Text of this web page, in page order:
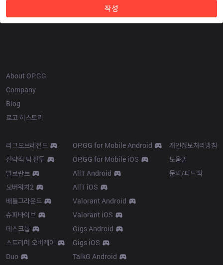
작성
About OP.GG
Company
Blog
로고 히스토리
리그오브레전드
전략적 팀 전투
발로란트
오버워치2
배틀그라운드
슈퍼바이브
데스크톱
스트리머 오버레이
Duo
OP.GG for Mobile Android
OP.GG for Mobile iOS
AllT Android
AllT iOS
Valorant Android
Valorant iOS
Gigs Android
Gigs iOS
TalkG Android
개인정보처리방침
도움말
문의/피드백